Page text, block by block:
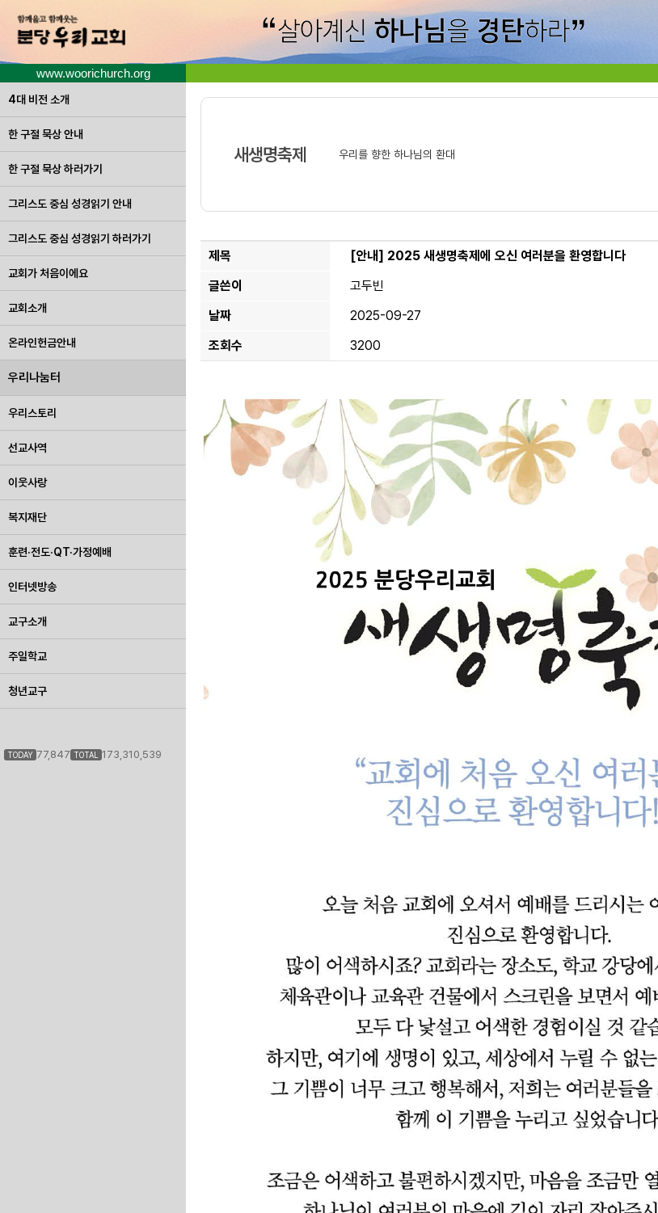
www.woorichurch.org
4대 비전 소개
한 구절 묵상 안내
한 구절 묵상 하러가기
그리스도 중심 성경읽기 안내
그리스도 중심 성경읽기 하러가기
교회가 처음이에요
교회소개
온라인헌금안내
우리나눔터
우리스토리
선교사역
이웃사랑
복지재단
훈련·전도·QT·가정예배
인터넷방송
교구소개
주일학교
청년교구
TODAY 77,847 TOTAL 173,310,539
새생명축제 우리를 향한 하나님의 환대
제목 [안내] 2025 새생명축제에 오신 여러분을 환영합니다
글쓴이
고두빈
날짜
2025-09-27
조회수
3200